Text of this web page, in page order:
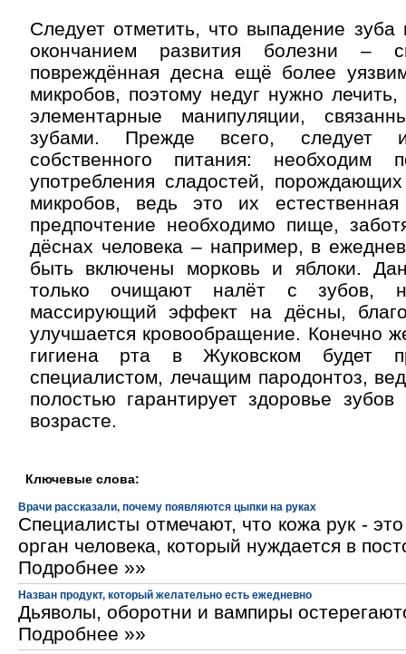
Следует отметить, что выпадение зуба
окончанием развития болезни –
повреждённая десна ещё более
микробов, поэтому недуг нужно
элементарные манипуляции,
зубами. Прежде всего, следует
собственного питания: необходим
употребления сладостей,
микробов, ведь это их
предпочтение необходимо пище,
дёснах человека – например, в
быть включены морковь и яблоки.
только очищают налёт с зубов,
массирующий эффект на дёсны,
улучшается кровообращение. Конечно
гигиена рта в Жуковском будет
специалистом, лечащим пародонтоз,
полостью гарантирует здоровье
возрасте.
Ключевые слова:
Врачи рассказали, почему появляются цыпки на руках
Специалисты отмечают, что кожа рук -
орган человека, который нуждается в
Подробнее »»
Назван продукт, который желательно есть ежедневно
Дьяволы, оборотни и вампиры
Подробнее »»